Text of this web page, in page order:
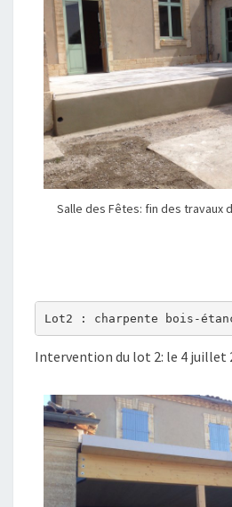
Salle des Fêtes: fin des travaux
Lot2 : charpente bois-
Intervention du lot 2: le 4 juillet